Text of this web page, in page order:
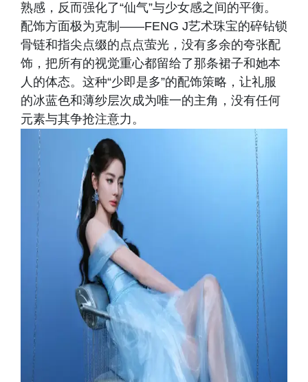
熟感，反而强化了“仙气”与少女感之间的平衡。
配饰方面极为克制——FENG J艺术珠宝的碎钻锁
骨链和指尖点缀的点点萤光，没有多余的夸张配
饰，把所有的视觉重心都留给了那条裙子和她本
人的体态。这种“少即是多”的配饰策略，让礼服
的冰蓝色和薄纱层次成为唯一的主角，没有任何
元素与其争抢注意力。